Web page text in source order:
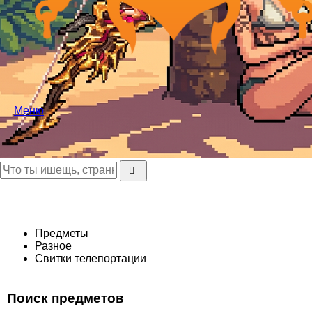
Меню
Предметы
Разное
Свитки телепортации
Поиск предметов